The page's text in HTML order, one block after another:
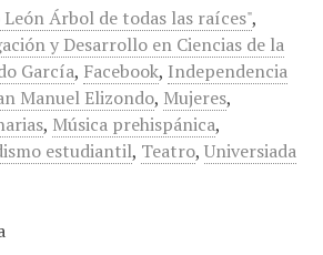
León Árbol de todas las raíces",
y Desarrollo en Ciencias de la
García, Facebook, Independencia
Manuel Elizondo, Mujeres,
, Música prehispánica,
estudiantil, Teatro, Universiada